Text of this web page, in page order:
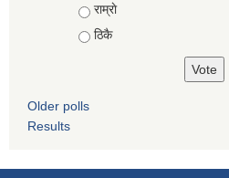
राम्राे
ठिकै
Older polls
Results